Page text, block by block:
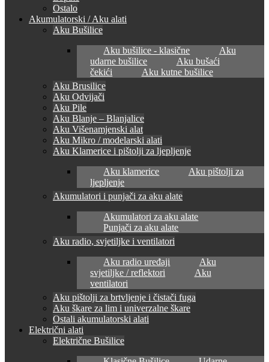
Ostalo
Akumulatorski / Aku alati
Aku Bušilice
Aku bušilice - klasične
Aku
udarne bušilice
Aku bušaći
čekići
Aku kutne bušilice
Aku Brusilice
Aku Odvijači
Aku Pile
Aku Blanje – Blanjalice
Aku Višenamjenski alat
Aku Mikro / modelarski alati
Aku Klamerice i pištolji za ljepljenje
Aku klamerice
Aku pištolji za
ljepljenje
Akumulatori i punjači za aku alate
Akumulatori za aku alate
Punjači za aku alate
Aku radio, svjetiljke i ventilatori
Aku radio uređaji
Aku
svjetiljke / reflektori
Aku
ventilatori
Aku pištolji za brtvljenje i čistači fuga
Aku škare za lim i univerzalne škare
Ostali akumulatorski alati
Električni alati
Električne Bušilice